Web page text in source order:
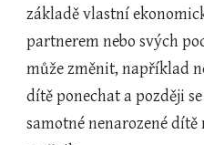
základě vlastní
partnerem nebo svých
může změnit, například
dítě ponechat a později
samotné nenarozené